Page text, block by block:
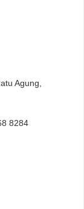
Agung,
8284